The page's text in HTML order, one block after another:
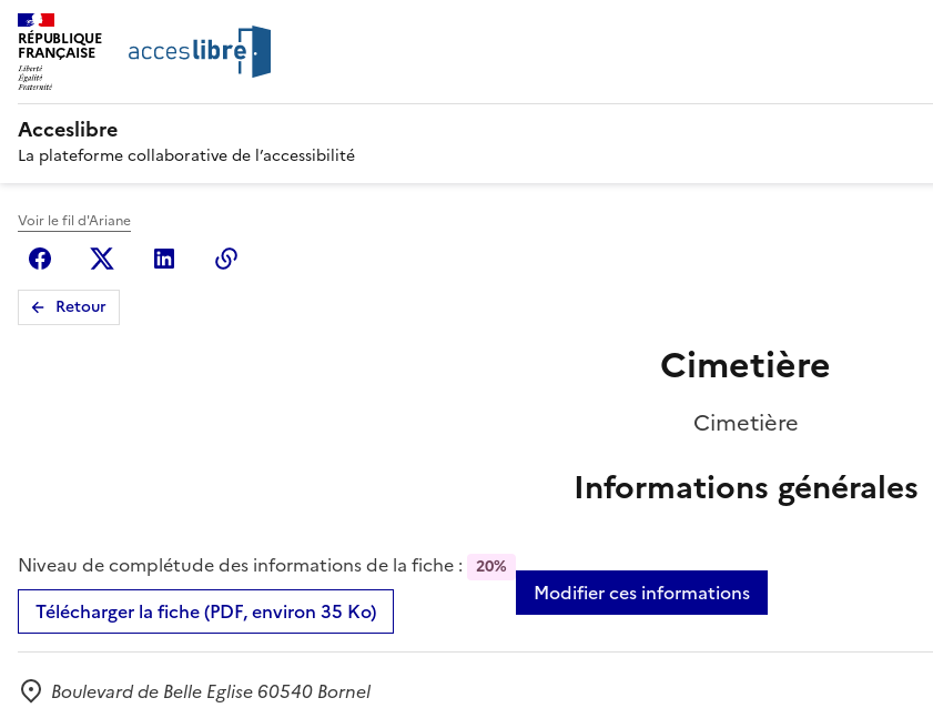
RÉPUBLIQUE
FRANÇAISE
Acceslibre
La plateforme collaborative de l’accessibilité
Voir le fil d'Ariane
FacebookX (anciennement Twitter)
Linkedin
Retour
Cimetière
Cimetière
Informations générales
Niveau de complétude des informations de la fiche : 20%
Télécharger la fiche (PDF, environ 35 Ko)
Modifier ces informations
Boulevard de Belle Eglise 60540 Bornel